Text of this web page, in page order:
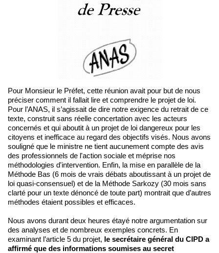
Pour Monsieur le Préfet, cette réunion avait pour but de nous
préciser comment il fallait lire et comprendre le projet de loi.
Pour l’ANAS, il s’agissait de dire notre exigence du retrait de ce
texte, construit sans réelle concertation avec les acteurs
concernés et qui aboutit à un projet de loi dangereux pour les
citoyens et inefficace au regard des objectifs visés. Nous avons
souligné que le ministre ne tient aucunement compte des avis
des professionnels de l'action sociale et méprise nos
méthodologies d'intervention. Enfin, la mise en parallèle de la
Méthode Bas (6 mois de vrais débats aboutissant à un projet de
loi quasi-consensuel) et de la Méthode Sarkozy (30 mois sans
clarté pour un texte dénoncé de toute part) montrait que d’autres
méthodes étaient possibles et efficaces.
Nous avons durant deux heures étayé notre argumentation sur
des analyses et de nombreux exemples concrets. En
examinant l’article 5 du projet, le secrétaire général du CIPD a
affirmé que des informations soumises au secret